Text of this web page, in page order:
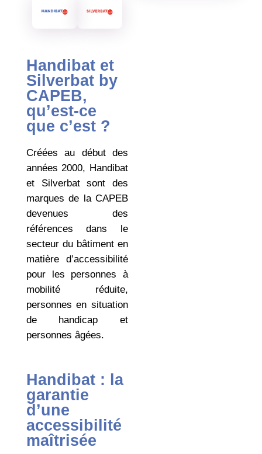
Handibat et
Silverbat by
CAPEB,
qu’est-ce
que c’est ?
Créées au début des
années 2000, Handibat
et Silverbat sont des
marques de la CAPEB
devenues des
références dans le
secteur du bâtiment en
matière d’accessibilité
pour les personnes à
mobilité réduite,
personnes en situation
de handicap et
personnes âgées.
Handibat : la
garantie
d’une
accessibilité
maîtrisée